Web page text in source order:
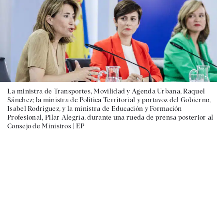
La ministra de Transportes, Movilidad y Agenda Urbana, Raquel
Sánchez; la ministra de Política Territorial y portavoz del Gobierno,
Isabel Rodríguez, y la ministra de Educación y Formación
Profesional, Pilar Alegría, durante una rueda de prensa posterior al
Consejo de Ministros | EP